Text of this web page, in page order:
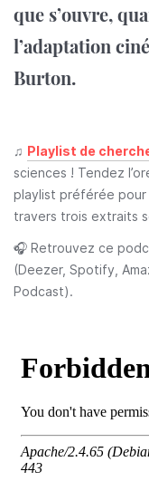
que s’ouvre,
l’adaptation
Burton.
♫ Playlist de
sciences ! Tendez
playlist préférée
travers trois extraits
🎧 Retrouvez ce
(Deezer, Spotify,
Podcast).